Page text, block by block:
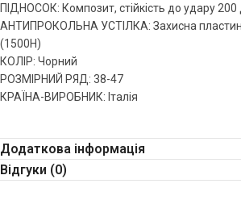
ПІДНОСОК: Композит, стійкість до удару
АНТИПРОКОЛЬНА УСТІЛКА: Захисна
(1500Н)
КОЛІР: Чорний
РОЗМІРНИЙ РЯД: 38-47
КРАЇНА-ВИРОБНИК: Італія
Додаткова інформація
Відгуки (0)